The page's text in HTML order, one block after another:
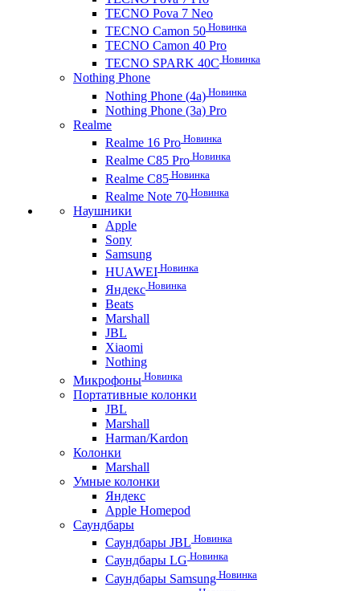
TECNO Pova 7 Neo
TECNO Camon 50 Новинка
TECNO Camon 40 Pro
TECNO SPARK 40C Новинка
Nothing Phone
Nothing Phone (4a) Новинка
Nothing Phone (3a) Pro
Realme
Realme 16 Pro Новинка
Realme C85 Pro Новинка
Realme C85 Новинка
Realme Note 70 Новинка
Наушники
Apple
Sony
Samsung
HUAWEI Новинка
Яндекс Новинка
Beats
Marshall
JBL
Xiaomi
Nothing
Микрофоны Новинка
Портативные колонки
JBL
Marshall
Harman/Kardon
Колонки
Marshall
Умные колонки
Яндекс
Apple Homepod
Саундбары
Саундбары JBL Новинка
Саундбары LG Новинка
Саундбары Samsung Новинка